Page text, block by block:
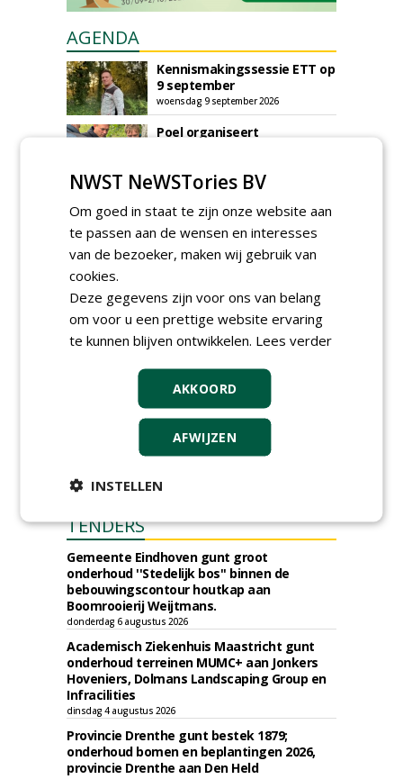
AGENDA
Kennismakingssessie ETT op
9 september
woensdag 9 september 2026
Poel organiseert
vrijdag 9 oktober 2026
Event: De stad van de
toekomst begint in de
openbare ruimte
donderdag 5 november 2026
TENDERS
Gemeente Eindhoven gunt groot
onderhoud ''Stedelijk bos'' binnen de
bebouwingscontour houtkap aan
Boomrooierij Weijtmans.
donderdag 6 augustus 2026
Academisch Ziekenhuis Maastricht gunt
onderhoud terreinen MUMC+ aan Jonkers
Hoveniers, Dolmans Landscaping Group en
Infracilities
dinsdag 4 augustus 2026
Provincie Drenthe gunt bestek 1879;
onderhoud bomen en beplantingen 2026,
provincie Drenthe aan Den Held
NWST NeWSTories BV
Om goed in staat te zijn onze website aan
te passen aan de wensen en interesses
van de bezoeker, maken wij gebruik van
cookies.
Deze gegevens zijn voor ons van belang
om voor u een prettige website ervaring
te kunnen blijven ontwikkelen. Lees verder
AKKOORD
AFWIJZEN
INSTELLEN